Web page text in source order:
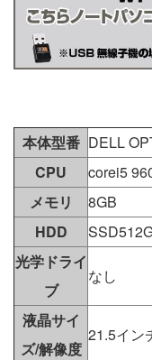
本体型番 DELL
CPU
corei5
メモリ
8GB
HDD
光学ドライ
ブ
なし
液晶サイ
ズ/解像度
21.5イン